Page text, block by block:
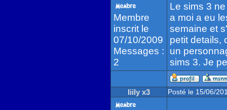
Membre
inscrit le
07/10/2009
Messages :
2
Le sims 3
a moi a eu
semaine et
petit details,
un
sims 3. Je
liily x3 Posté le 15/06/